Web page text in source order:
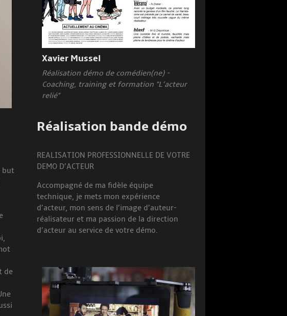
but
de
Xavier Mussel
Réalisation démo de comédien(ne) -
Coaching, training et formation "L’acteur
relié"
Réalisation bande démo
REALISATION PROFESSIONNELLE DE VOTRE
DEMO D’ACTEUR
Accompagné de ma fidèle équipe
technique, je mets mon expérience
d’acteur, mon sens de l’image d’auteur-
réalisateur et ma passion de la direction
d’acteur au service de votre démo.